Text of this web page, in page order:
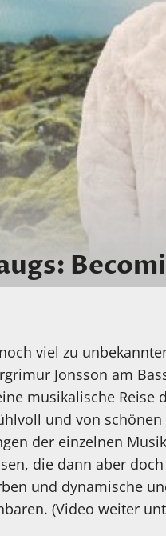
viel zu
Jonsson am
musikalische Reise
und von
der einzelnen
die dann aber
und dynamische
(Video weiter